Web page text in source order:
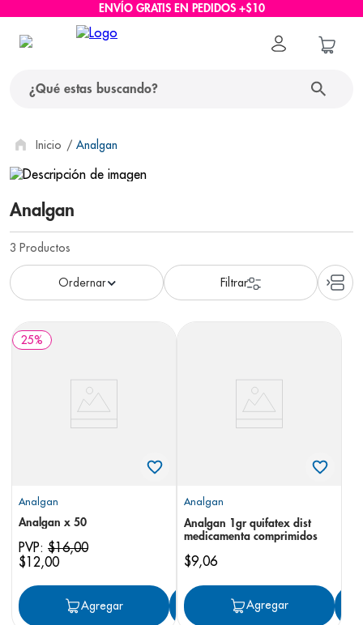
ENVÍO GRATIS EN PEDIDOS +$10
Analgan
Analgan
3 Productos
25%
Analgan
Analgan x 50
PVP: $16,00
$12,00
Agregar Agregar
Analgan
Analgan 1gr quifatex dist
medicamenta comprimidos
$9,06
Agregar
términos más buscados
1. protector solar
2 . pañales
3
4. cerave
6. shampoo
7.
panolini
pediasure